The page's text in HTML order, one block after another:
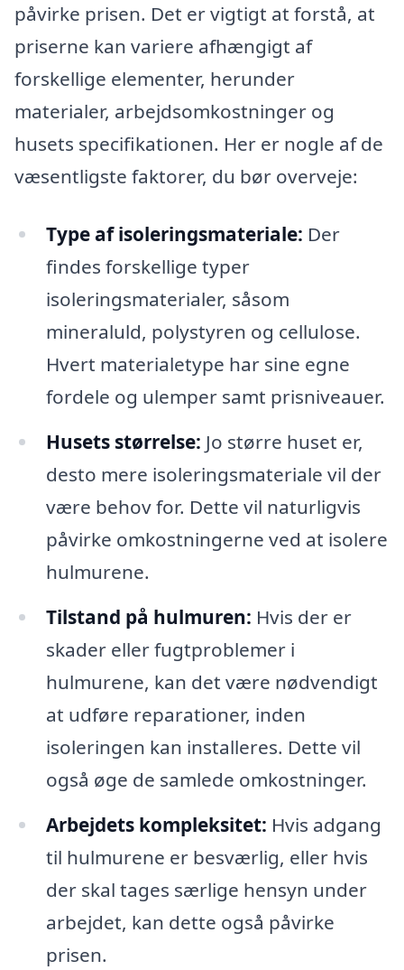
påvirke prisen. Det er vigtigt at forstå, at
priserne kan variere afhængigt af
forskellige elementer, herunder
materialer, arbejdsomkostninger og
husets specifikationen. Her er nogle af de
væsentligste faktorer, du bør overveje:
Type af isoleringsmateriale: Der
findes forskellige typer
isoleringsmaterialer, såsom
mineraluld, polystyren og cellulose.
Hvert materialetype har sine egne
fordele og ulemper samt prisniveauer.
Husets størrelse: Jo større huset er,
desto mere isoleringsmateriale vil der
være behov for. Dette vil naturligvis
påvirke omkostningerne ved at isolere
hulmurene.
Tilstand på hulmuren: Hvis der er
skader eller fugtproblemer i
hulmurene, kan det være nødvendigt
at udføre reparationer, inden
isoleringen kan installeres. Dette vil
også øge de samlede omkostninger.
Arbejdets kompleksitet: Hvis adgang
til hulmurene er besværlig, eller hvis
der skal tages særlige hensyn under
arbejdet, kan dette også påvirke
prisen.